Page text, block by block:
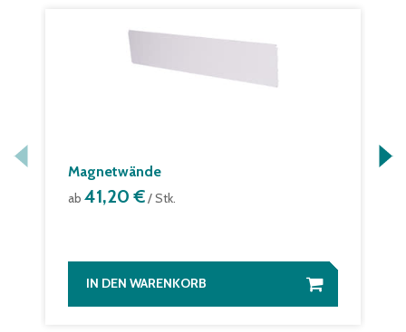
Magnetwände
ab 41,20 €/ Stk.
IN DEN WARENKORB